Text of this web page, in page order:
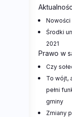
Nowości
Środki
2021
Prawo w
Czy
To wójt,
pełni
gminy
Zmiany